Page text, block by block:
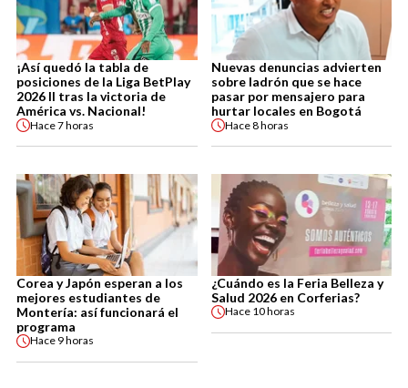
¡Así quedó la tabla de
posiciones de la Liga BetPlay
2026 II tras la victoria de
América vs. Nacional!
Hace7 horas
Nuevas denuncias advierten
sobre ladrón que se hace
pasar por mensajero para
hurtar locales en Bogotá
Hace8 horas
Corea y Japón esperan a los
mejores estudiantes de
Montería: así funcionará el
programa
Hace 9 horas
¿Cuándo es la Feria Belleza y
Salud 2026 en Corferias?
Hace 10 horas